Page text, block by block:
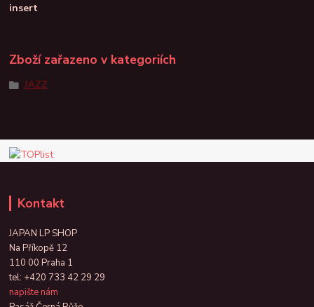
insert
Zboží zařazeno v kategoriích
JAZZ
Kontakt
JAPAN LP SHOP
Na Příkopě 12
110 00 Praha 1
tel: +420 733 42 29 29
napište nám